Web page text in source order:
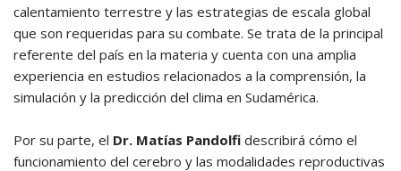
calentamiento terrestre y las estrategias de escala global
que son requeridas para su combate. Se trata de la principal
referente del país en la materia y cuenta con una amplia
experiencia en estudios relacionados a la comprensión, la
simulación y la predicción del clima en Sudamérica.
Por su parte, el Dr. Matías Pandolfi describirá cómo el
funcionamiento del cerebro y las modalidades reproductivas